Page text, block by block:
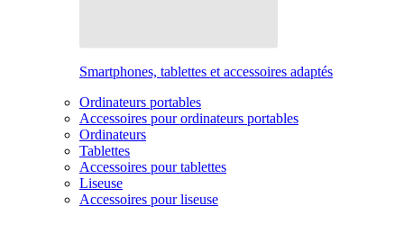
Smartphones, tablettes et accessoires adaptés
Ordinateurs portables
Accessoires pour ordinateurs portables
Ordinateurs
Tablettes
Accessoires pour tablettes
Liseuse
Accessoires pour liseuse